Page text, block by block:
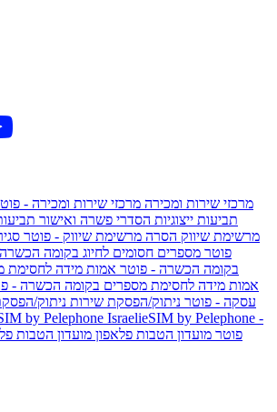
מרכזי שירות ומכירה מרכזי שירות ומכירה -
תביעות ייצוגיות הסדרי פשרה ואישור
מרשימת שיווק הסרה מרשימת שיווק - פוטר
פוטר מספרים חסומים לחיוג בקומה הכשרה
בקומה הכשרה - פוטר אמות מידה לחסימת
אמות מידה לחסימת מספרים בקומה הכשרה -
עסקה - פוטר ניתוק/הפסקת שירות ניתוק/
by Pelephone IsraelieSIM by Pelephone -
פוטר מועדון הטבות פלאפון מועדון הטבות